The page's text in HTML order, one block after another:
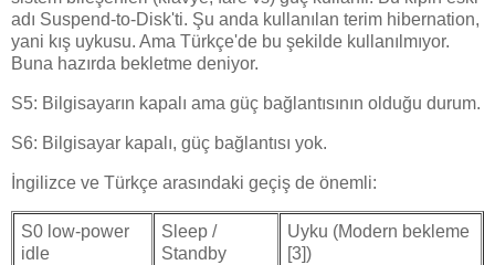
adı Suspend-to-Disk'ti. Şu anda kullanılan terim hibernation,
yani kış uykusu. Ama Türkçe'de bu şekilde kullanılmıyor.
Buna hazırda bekletme deniyor.
S5: Bilgisayarın kapalı ama güç bağlantısının olduğu durum.
S6: Bilgisayar kapalı, güç bağlantısı yok.
İngilizce ve Türkçe arasındaki geçiş de önemli:
S0 low-power
idle
Sleep /
Standby
Uyku (Modern bekleme
[3])